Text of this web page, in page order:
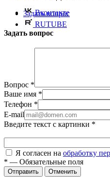
Вконтакте
RUTUBE
Задать вопрос
Задать вопрос
Вопрос *
Ваше имя *
Телефон *
E-mail
Введите текст с картинки *
Я согласен на обработку
* — Обязательные поля
Отправить Отменить